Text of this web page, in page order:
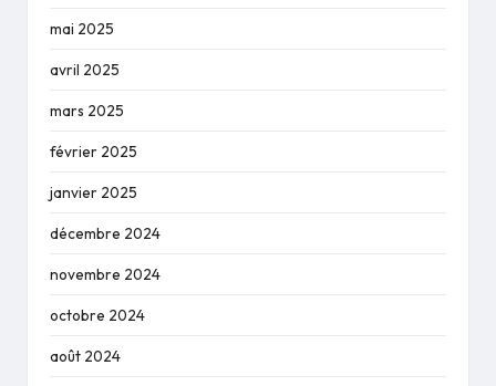
mai 2025
avril 2025
mars 2025
février 2025
janvier 2025
décembre 2024
novembre 2024
octobre 2024
août 2024